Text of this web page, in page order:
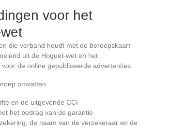
voor het
die verband houdt met de beroepskaart
uit de Hoguet-wet en het
de online gepubliceerde advertenties.
omvatten:
en de uitgevende CCI
het bedrag van de garantie
de naam van de verzekeraar en de